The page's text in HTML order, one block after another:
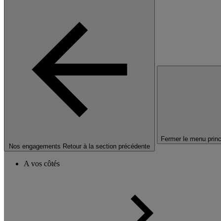
Nos engagements Retour à la section précédente
Fermer le menu
A vos côtés